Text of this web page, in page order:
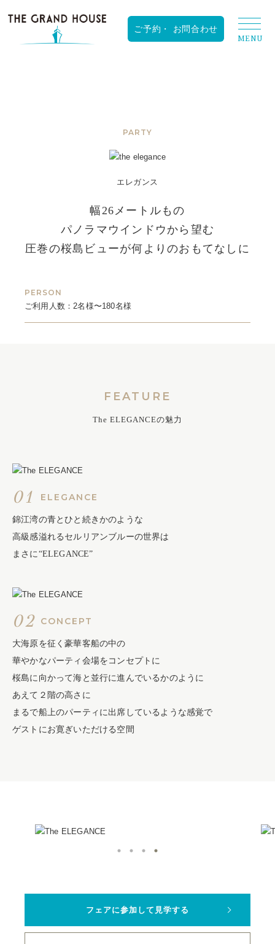
RESERVATION
PARTY
エレガンス
幅26メートルもの
パノラマウインドウから望む
圧巻の桜島ビューが何よりのおもてなしに
PERSON
ご利用人数：2名様〜180名様
FEATURE
The ELEGANCEの魅力
01 ELEGANCE
錦江湾の青とひと続きかのような
高級感溢れるセルリアンブルーの世界は
まさに“ELEGANCE”
02 CONCEPT
大海原を征く豪華客船の中の
華やかなパーティ会場をコンセプトに
桜島に向かって海と並行に進んでいるかのように
あえて２階の高さに
まるで船上のパーティに出席しているような感覚で
ゲストにお寛ぎいただける空間
フェアに参加して見学する